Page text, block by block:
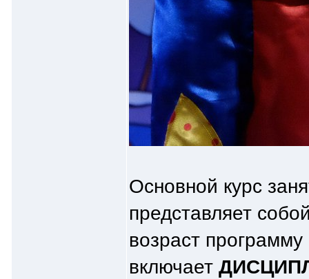
Основной курс
представляет
возраст
включает